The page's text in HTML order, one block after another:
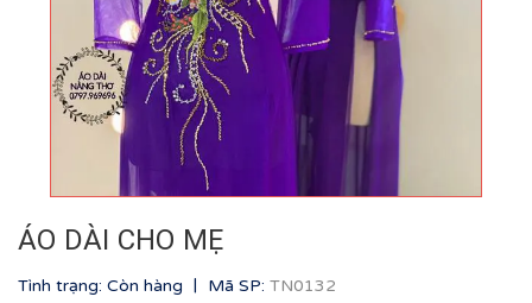
ÁO DÀI CHO MẸ
Tình trạng: Còn hàng | Mã SP: TN0132